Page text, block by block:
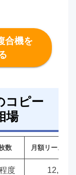
合機を
コピー
場
数 月額リース料
度 12,000